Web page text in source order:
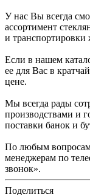
У нас Вы всегда
ассортимент
и транспортировки
Если в нашем
ее для Вас в
цене.
Мы всегда рады
производствами и
поставки банок и
По любым
менеджерам по
звонок».
Поделиться